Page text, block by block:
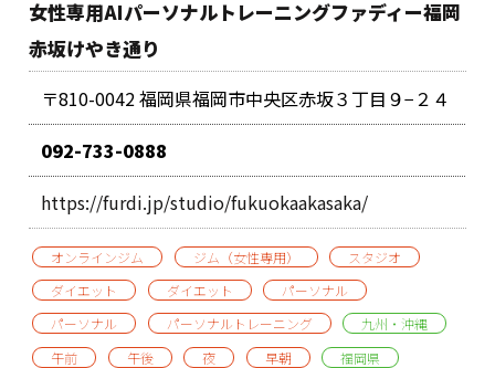
女性専用AIパーソナルトレーニングファディー福岡
赤坂けやき通り
〒810-0042 福岡県福岡市中央区赤坂３丁目９−２４
092-733-0888
https://furdi.jp/studio/fukuokaakasaka/
オンラインジム ジム（女性専用）
スタジオ
ダイエット
ダイエット
パーソナル
パーソナル
パーソナルトレーニング
九州・沖縄
午前
午後 夜 早朝 福岡県